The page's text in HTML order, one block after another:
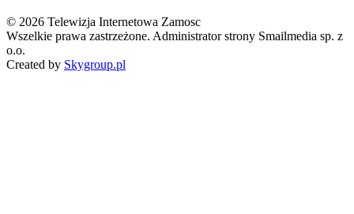
© 2026 Telewizja Internetowa Zamosc
Wszelkie prawa zastrzeżone. Administrator strony Smailmedia sp. z
o.o.
Created by Skygroup.pl